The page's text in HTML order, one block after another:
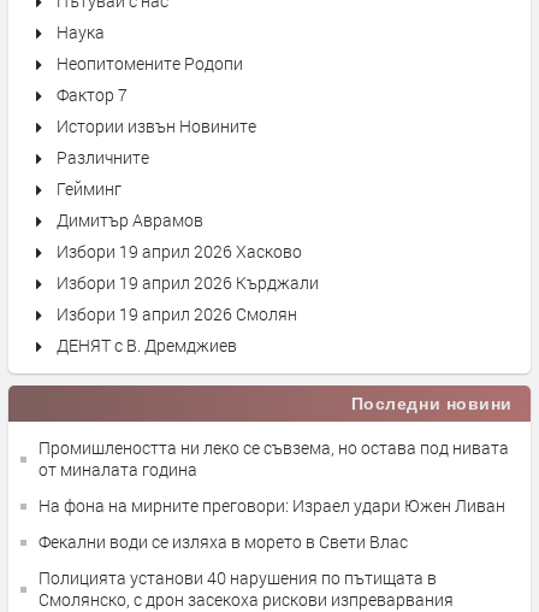
Наука
Неопитомените Родопи
Фактор 7
Истории извън Новините
Различните
Гейминг
Димитър Аврамов
Избори 19 април 2026 Хасково
Избори 19 април 2026 Кърджали
Избори 19 април 2026 Смолян
ДЕНЯТ с В. Дремджиев
Последни новини
Промишлеността ни леко се съвзема, но остава под нивата
от миналата година
На фона на мирните преговори: Израел удари Южен Ливан
Фекални води се изляха в морето в Свети Влас
Полицията установи 40 нарушения по пътищата в
Смолянско, с дрон засекоха рискови изпреварвания